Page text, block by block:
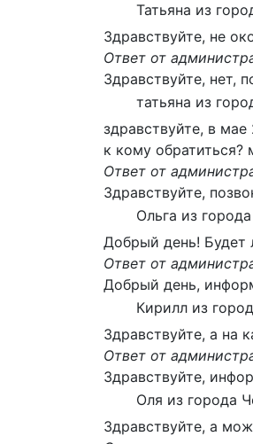
Татьяна из
Здравствуйте, не
Ответ от
Здравствуйте, нет,
татьяна из
здравствуйте, в
к кому
Ответ от
Здравствуйте,
Ольга из города
Добрый день! Будет
Ответ от
Добрый день,
Кирилл из
Здравствуйте, а на
Ответ от
Здравствуйте,
Оля из города
Здравствуйте, а